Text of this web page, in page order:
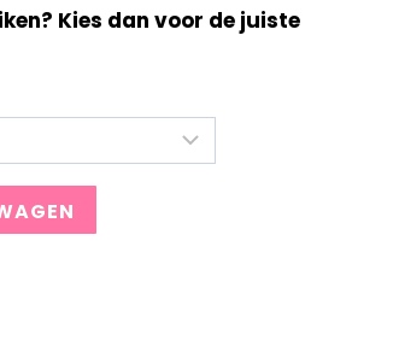
Kies dan voor de juiste